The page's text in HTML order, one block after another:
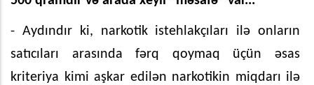
- Aydındır ki, narkotik istehlakçıları ilə onların
satıcıları arasında fərq qoymaq üçün əsas
kriteriya kimi aşkar edilən narkotikin miqdarı ilə